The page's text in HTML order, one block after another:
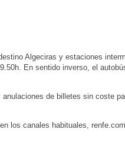
Algeciras y estaciones
En sentido inverso, el
de billetes sin coste
los canales habituales,